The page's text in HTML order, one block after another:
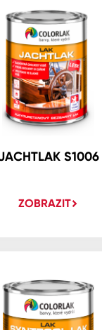
S1006
ZOBRAZIT